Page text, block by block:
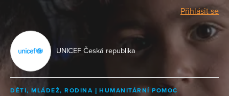
Přihlásit se
UNICEF Česká republika
DĚTI, MLÁDEŽ, RODINA HUMANITÁRNÍ POMOC